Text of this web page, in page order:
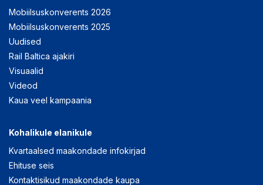
Mobiilsuskonverents 2026
Mobiilsuskonverents 2025
Uudised
Rail Baltica ajakiri
Visuaalid
Videod
Kaua veel kampaania
Kohalikule elanikule
Kvartaalsed maakondade infokirjad
Ehituse seis
Kontaktisikud maakondade kaupa